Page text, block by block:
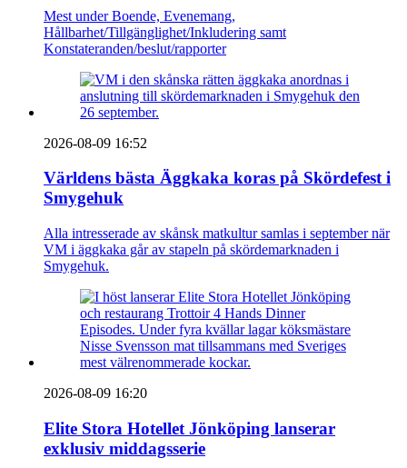
Mest under Boende, Evenemang,
Hållbarhet/Tillgänglighet/Inkludering samt
Konstateranden/beslut/rapporter
2026-08-09 16:52
Världens bästa Äggkaka koras på Skördefest i
Smygehuk
Alla intresserade av skånsk matkultur samlas i september när
VM i äggkaka går av stapeln på skördemarknaden i
Smygehuk.
2026-08-09 16:20
Elite Stora Hotellet Jönköping lanserar
exklusiv middagsserie